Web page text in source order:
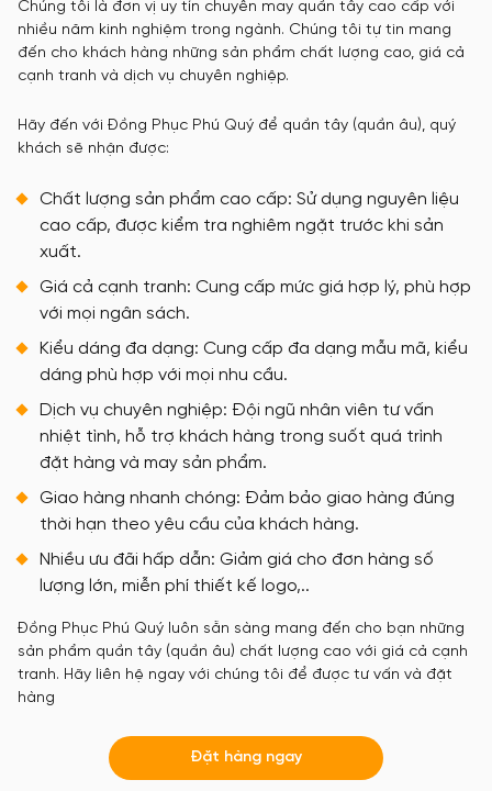
Chúng tôi là đơn vị uy tín chuyên may quần tây cao cấp với
nhiều năm kinh nghiệm trong ngành. Chúng tôi tự tin mang
đến cho khách hàng những sản phẩm chất lượng cao, giá cả
cạnh tranh và dịch vụ chuyên nghiệp.
Hãy đến với Đồng Phục Phú Quý để quần tây (quần âu), quý
khách sẽ nhận được:
Chất lượng sản phẩm cao cấp: Sử dụng nguyên liệu
cao cấp, được kiểm tra nghiêm ngặt trước khi sản
xuất.
Giá cả cạnh tranh: Cung cấp mức giá hợp lý, phù hợp
với mọi ngân sách.
Kiểu dáng đa dạng: Cung cấp đa dạng mẫu mã, kiểu
dáng phù hợp với mọi nhu cầu.
Dịch vụ chuyên nghiệp: Đội ngũ nhân viên tư vấn
nhiệt tình, hỗ trợ khách hàng trong suốt quá trình
đặt hàng và may sản phẩm.
Giao hàng nhanh chóng: Đảm bảo giao hàng đúng
thời hạn theo yêu cầu của khách hàng.
Nhiều ưu đãi hấp dẫn: Giảm giá cho đơn hàng số
lượng lớn, miễn phí thiết kế logo,..
Đồng Phục Phú Quý luôn sẵn sàng mang đến cho bạn những
sản phẩm quần tây (quần âu) chất lượng cao với giá cả cạnh
tranh. Hãy liên hệ ngay với chúng tôi để được tư vấn và đặt
hàng
Đặt hàng ngay